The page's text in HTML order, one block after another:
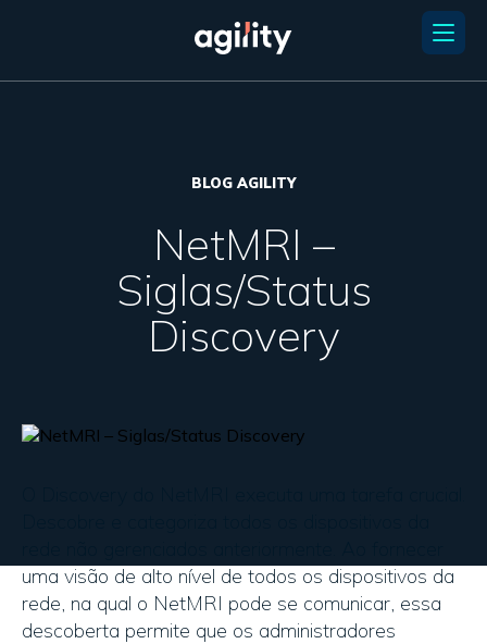
BLOG AGILITY
NetMRI –
Siglas/Status
Discovery
uma visão de alto nível de todos os dispositivos da
rede, na qual o NetMRI pode se comunicar, essa
descoberta permite que os administradores